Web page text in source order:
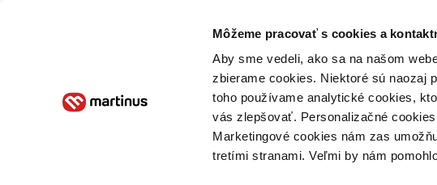
Môžeme pracovať s cookies a
Aby sme vedeli, ako sa na našom
zbierame cookies. Niektoré sú naozaj
toho používame analytické cookies,
vás zlepšovať. Personalizačné
Marketingové cookies nám zas
tretími stranami. Veľmi by nám
Poukážky Kontakt